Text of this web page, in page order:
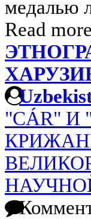
медалью
Read more
"CÁR"